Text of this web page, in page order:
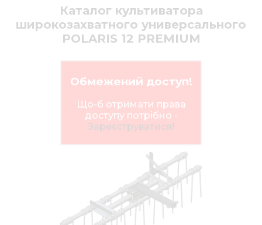
Інформація
Каталог культиватора
широкозахватного универсального
POLARIS 12 PREMIUM
Обмежений доступ!
Що-б отримати права
доступу потрібно -
Зареєструватися!